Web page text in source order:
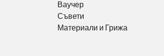
Ваучер
Съвети
Материали и Грижа